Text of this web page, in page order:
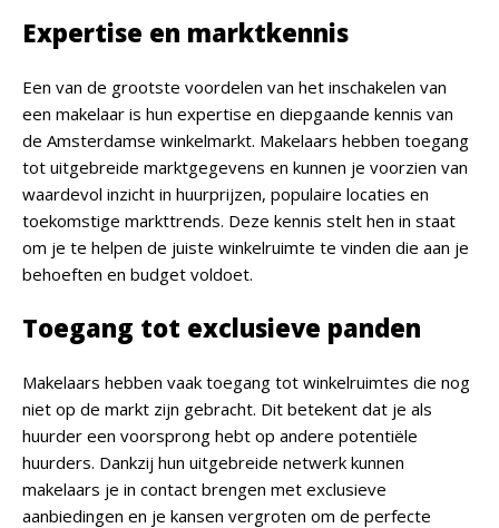
Expertise en marktkennis
Een van de grootste voordelen van het inschakelen van
een makelaar is hun expertise en diepgaande kennis van
de Amsterdamse winkelmarkt. Makelaars hebben toegang
tot uitgebreide marktgegevens en kunnen je voorzien van
waardevol inzicht in huurprijzen, populaire locaties en
toekomstige markttrends. Deze kennis stelt hen in staat
om je te helpen de juiste winkelruimte te vinden die aan je
behoeften en budget voldoet.
Toegang tot exclusieve panden
Makelaars hebben vaak toegang tot winkelruimtes die nog
niet op de markt zijn gebracht. Dit betekent dat je als
huurder een voorsprong hebt op andere potentiële
huurders. Dankzij hun uitgebreide netwerk kunnen
makelaars je in contact brengen met exclusieve
aanbiedingen en je kansen vergroten om de perfecte